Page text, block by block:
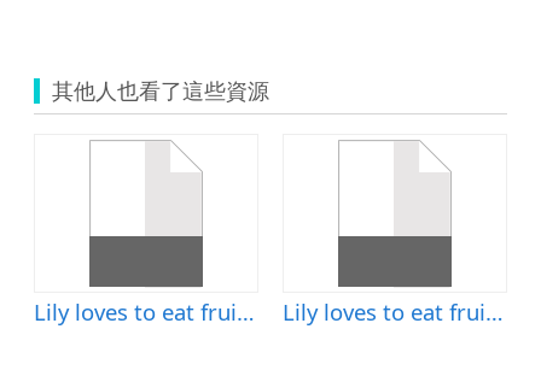
其他人也看了這些資源
Lily loves to eat fruits. Lily loves to eat fruits.